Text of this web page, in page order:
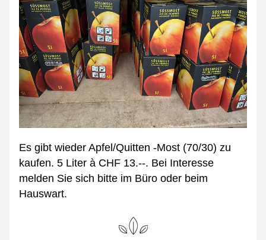
Es gibt wieder Apfel/Quitten -Most (70/30) zu
kaufen. 5 Liter à CHF 13.--. Bei Interesse
melden Sie sich bitte im Büro oder beim
Hauswart.